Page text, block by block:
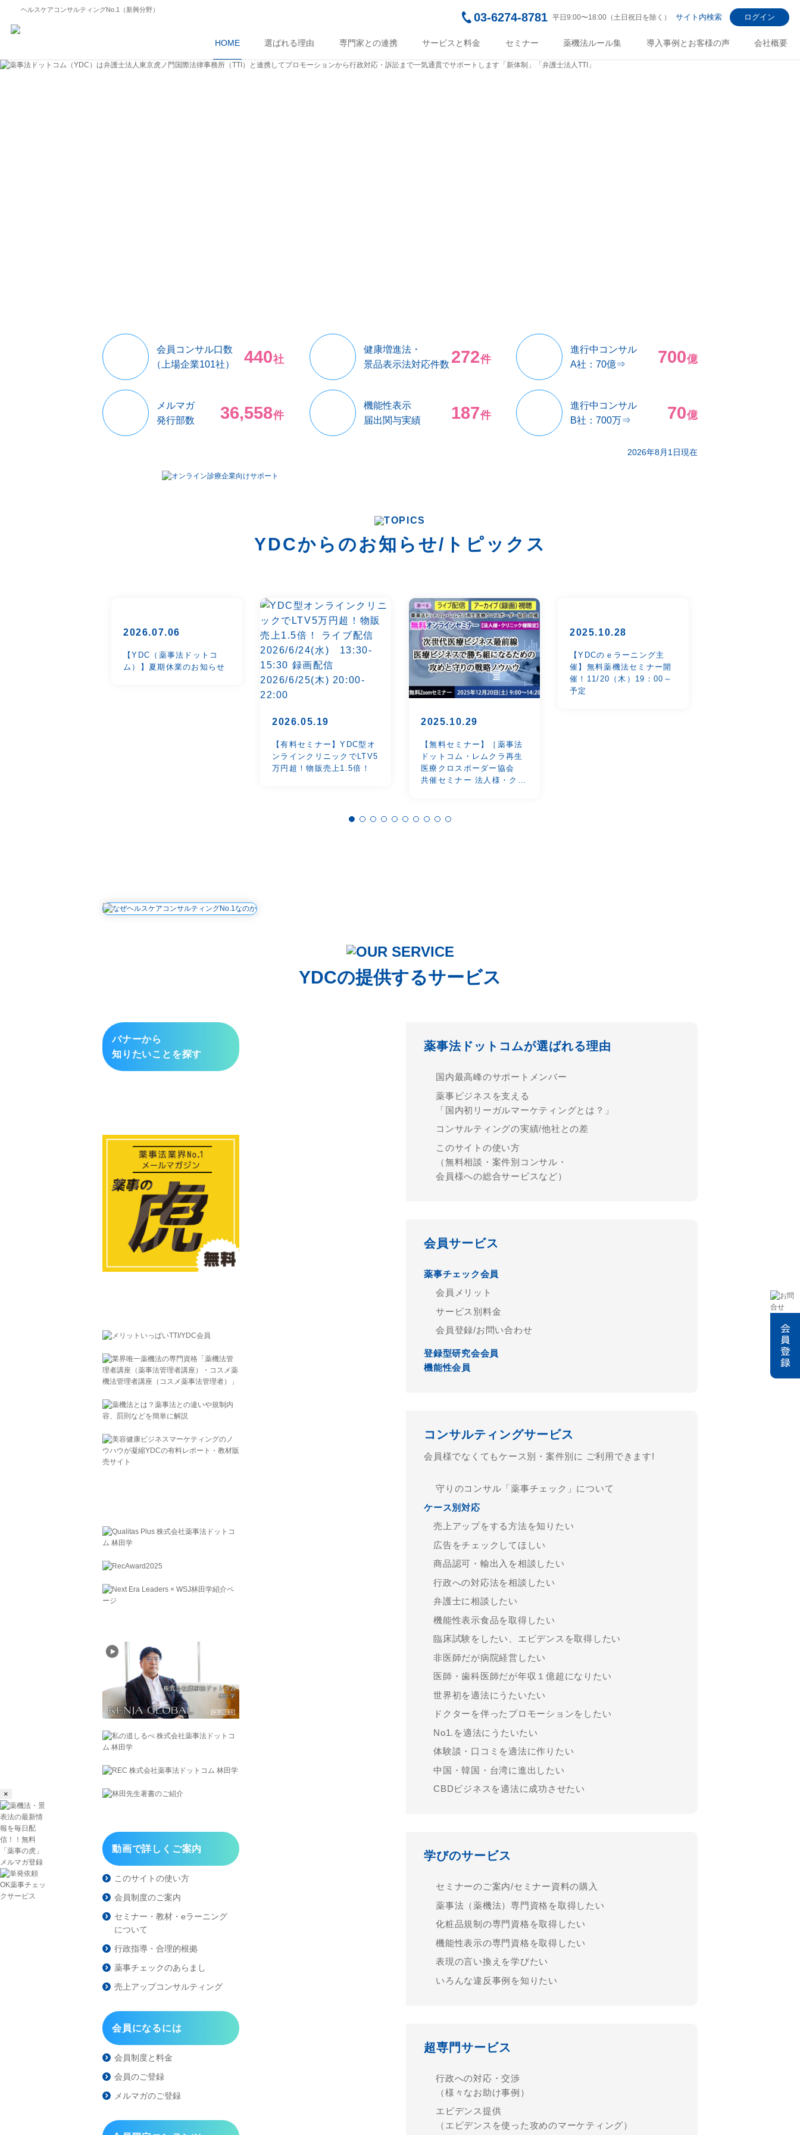
ヘルスケアコンサルティングNo.1（新興分野）
03-6274-8781 平日9:00〜18:00（土日祝日を除く） サイト内検索 ログイン
HOME 選ばれる理由 専門家との連携 サービスと料金 セミナー 薬機法ルール集 導入事例とお客様の声 会社概要
×
会員コンサル口数
（上場企業101社）
440社
健康増進法・
景品表示法対応件数 272件
進行中コンサル
A社：70億⇒
700億
メルマガ
発行部数
36,558件
機能性表示
届出関与実績
187件
進行中コンサル
B社：700万⇒
70億
2026年8月1日現在
YDCからのお知らせ/トピックス
2026.07.06
【YDC（薬事法ドットコ
ム）】夏期休業のお知らせ
2026.05.19
【有料セミナー】YDC型オ
ンラインクリニックでLTV5
万円超！物販売上1.5倍！
2025.10.29
【無料セミナー】［薬事法
ドットコム・レムクラ再生
医療クロスボーダー協会
共催セミナー 法人様・クリ
スで勝ち組になるための攻
2025.10.28
【YDCのｅラーニング主
催】無料薬機法セミナー開
催！11/20（木）19：00～
予定
YDCの提供するサービス
薬事法ドットコムが選ばれる理由
国内最⾼峰のサポートメンバー
薬事ビジネスを⽀える
「国内初リーガルマーケティングとは？」
コンサルティングの実績/他社との差
このサイトの使い⽅
（無料相談・案件別コンサル・
会員様への総合サービスなど）
会員サービス
薬事チェック会員
会員メリット
サービス別料⾦
会員登録/お問い合わせ
登録型研究会会員
機能性会員
コンサルティングサービス
会員様でなくてもケース別・案件別に ご利⽤できます!
守りのコンサル「薬事チェック」について
ケース別対応
売上アップをする方法を知りたい
広告をチェックしてほしい
商品認可・輸出⼊を相談したい
行政への対応法を相談したい
弁護士に相談したい
機能性表示食品を取得したい
臨床試験をしたい、エビデンスを取得したい
非医師だが病院経営したい
医師・歯科医師だが年収１億超になりたい
世界初を適法にうたいたい
ドクターを伴ったプロモーションをしたい
No1.を適法にうたいたい
体験談・口コミを適法に作りたい
中国・韓国・台湾に進出したい
CBDビジネスを適法に成功させたい
学びのサービス
セミナーのご案内/セミナー資料の購⼊
薬事法（薬機法）専⾨資格を取得したい
化粧品規制の専門資格を取得したい
機能性表示の専門資格を取得したい
表現の言い換えを学びたい
いろんな違反事例を知りたい
超専門サービス
行政への対応・交渉
（様々なお助け事例）
エビデンス提供
（エビデンスを使った攻めのマーケティング）
バナーから
知りたいことを探す
動画で詳しくご案内
このサイトの使い方
会員制度のご案内
セミナー・教材・eラーニング
について
行政指導・合理的根拠
薬事チェックのあらまし
売上アップコンサルティング
会員になるには
会員制度と料金
会員のご登録
メルマガのご登録